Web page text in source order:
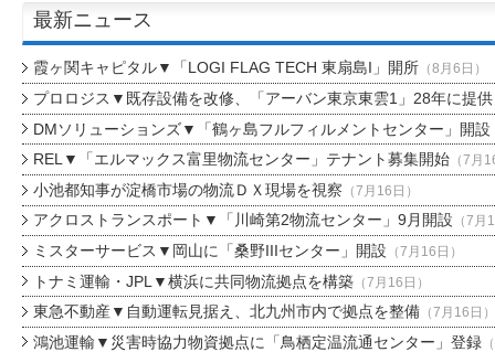
最新ニュース
霞ヶ関キャピタル▼「LOGI FLAG TECH 東扇島I」開所（8月6日）
プロロジス▼既存設備を改修、「アーバン東京東雲1」28年に提供
DMソリューションズ▼「鶴ヶ島フルフィルメントセンター」開設
REL▼「エルマックス富里物流センター」テナント募集開始（7月
小池都知事が淀橋市場の物流ＤＸ現場を視察 （7月16日）
アクロストランスポート▼「川崎第2物流センター」9月開設 （7月
ミスターサービス▼岡山に「桑野IIIセンター」開設 （7月16日）
トナミ運輸・JPL▼横浜に共同物流拠点を構築（7月16日）
東急不動産▼自動運転見据え、北九州市内で拠点を整備（7月16日）
鴻池運輸▼災害時協力物資拠点に「鳥栖定温流通センター」登録